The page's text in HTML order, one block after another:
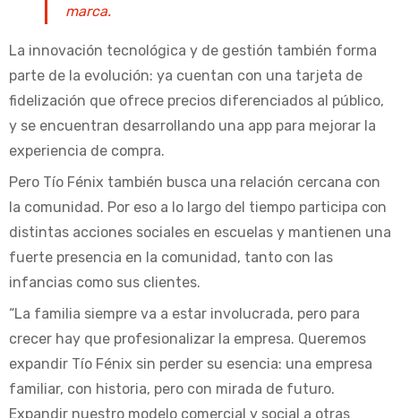
marca.
La innovación tecnológica y de gestión también forma
parte de la evolución: ya cuentan con una tarjeta de
fidelización que ofrece precios diferenciados al público,
y se encuentran desarrollando una app para mejorar la
experiencia de compra.
Pero Tío Fénix también busca una relación cercana con
la comunidad. Por eso a lo largo del tiempo participa con
distintas acciones sociales en escuelas y mantienen una
fuerte presencia en la comunidad, tanto con las
infancias como sus clientes.
“La familia siempre va a estar involucrada, pero para
crecer hay que profesionalizar la empresa. Queremos
expandir Tío Fénix sin perder su esencia: una empresa
familiar, con historia, pero con mirada de futuro.
Expandir nuestro modelo comercial y social a otras